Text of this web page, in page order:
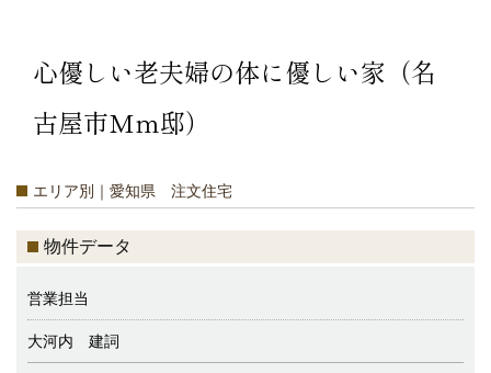
心優しい老夫婦の体に優しい家（名
古屋市Mｍ邸）
エリア別｜愛知県 注文住宅
物件データ
営業担当
大河内 建詞